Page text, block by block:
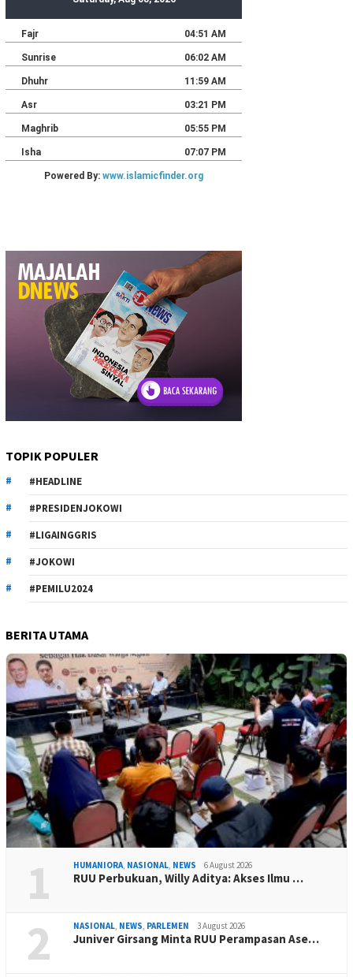
TOPIK POPULER
#HEADLINE
#PRESIDENJOKOWI
#LIGAINGGRIS
#JOKOWI
#PEMILU2024
BERITA UTAMA
1 HUMANIORA, NASIONAL, NEWS 6 August 2026
RUU Perbukuan, Willy Aditya: Akses Ilmu …
2 NASIONAL, NEWS, PARLEMEN 3 August 2026
Juniver Girsang Minta RUU Perampasan Ase…